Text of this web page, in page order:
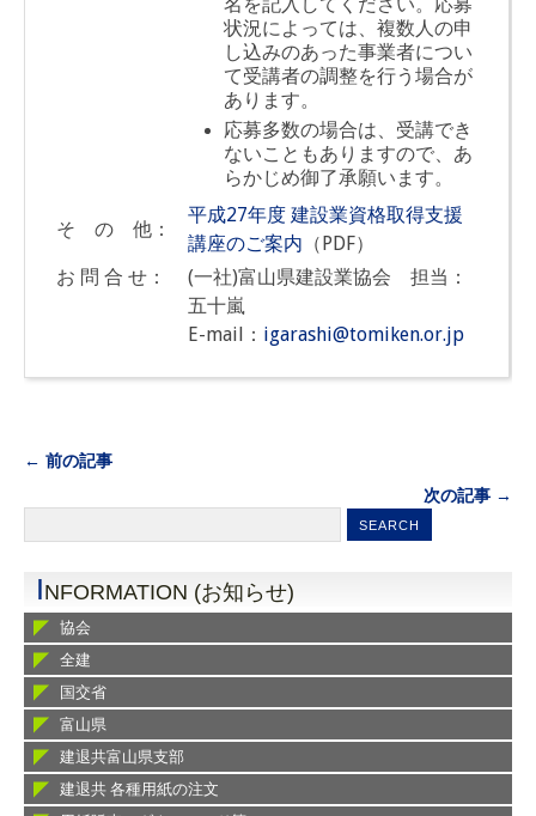
名を記入してください。 応募
状況によっては、複数人の申
し込みのあった事業者につい
て受講者の調整を行う場合が
あります。
応募多数の場合は、受講でき
ないこともありますので、あ
らかじめ御了承願います。
そ の 他：
平成27年度 建設業資格取得支援
講座のご案内 （PDF）
お 問 合 せ：
(一社)富山県建設業協会 担当：
五十嵐
E-mail： igarashi@tomiken.or.jp
← 前の記事
次の記事 →
INFORMATION (お知らせ)
協会
全建
国交省
富山県
建退共富山県支部
建退共 各種用紙の注文